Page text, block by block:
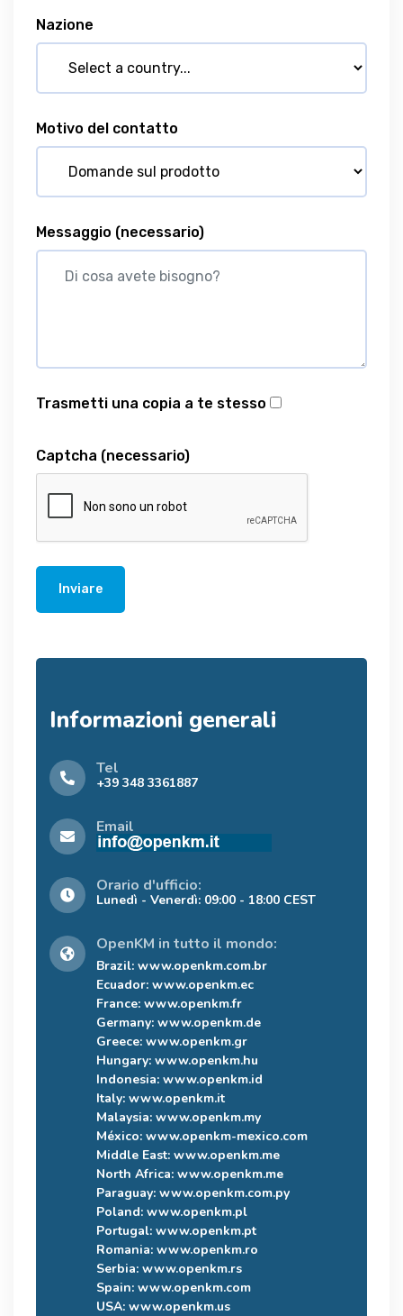
Nazione
Motivo del contatto
Messaggio (necessario)
Trasmetti una copia a te stesso
Captcha (necessario)
Inviare
Informazioni generali
Tel
+39 348 3361887
Email
Orario d'ufficio:
Lunedì - Venerdì: 09:00 - 18:00 CEST
OpenKM in tutto il mondo:
Brazil: www.openkm.com.br
Ecuador: www.openkm.ec
France: www.openkm.fr
Germany: www.openkm.de
Greece: www.openkm.gr
Hungary: www.openkm.hu
Indonesia: www.openkm.id
Italy: www.openkm.it
Malaysia: www.openkm.my
México: www.openkm-mexico.com
Middle East: www.openkm.me
North Africa: www.openkm.me
Paraguay: www.openkm.com.py
Poland: www.openkm.pl
Portugal: www.openkm.pt
Romania: www.openkm.ro
Serbia: www.openkm.rs
Spain: www.openkm.com
USA: www.openkm.us